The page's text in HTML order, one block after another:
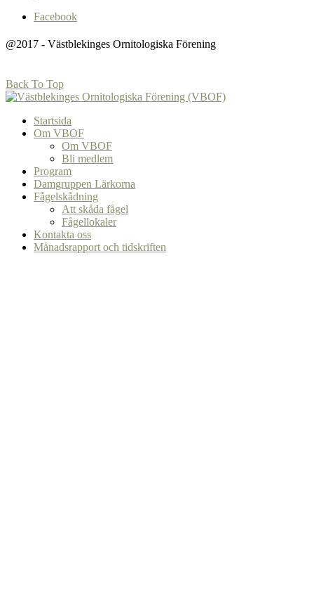
Facebook
@2017 - Västblekinges Ornitologiska Förening
Back To Top
Startsida
Om VBOF
Om VBOF
Bli medlem
Program
Damgruppen Lärkorna
Fågelskådning
Att skåda fågel
Fågellokaler
Kontakta oss
Månadsrapport och tidskriften